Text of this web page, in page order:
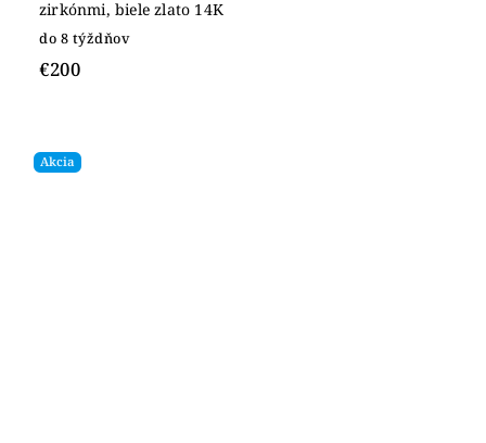
zirkónmi, biele zlato 14K
do 8 týždňov
€200
Akcia